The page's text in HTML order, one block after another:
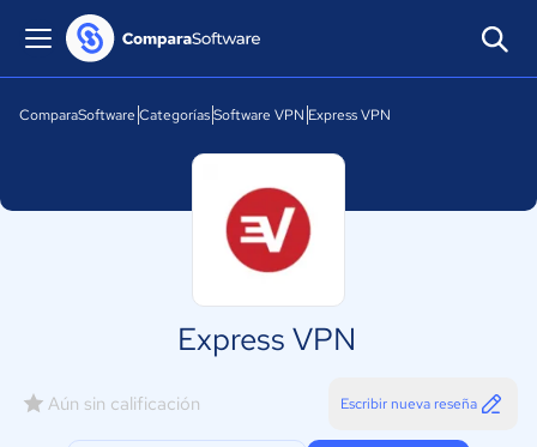
ComparaSoftware CategoríasSoftware VPN Express VPN
Express VPN
Aún sin calificación Escribir nueva reseña